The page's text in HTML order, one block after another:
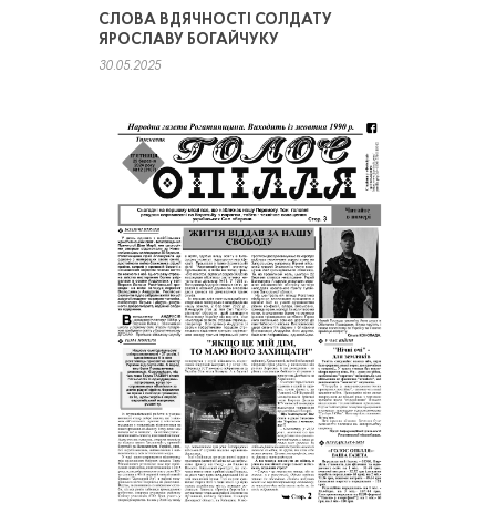
СЛОВА ВДЯЧНОСТІ СОЛДАТУ
ЯРОСЛАВУ БОГАЙЧУКУ
30.05.2025